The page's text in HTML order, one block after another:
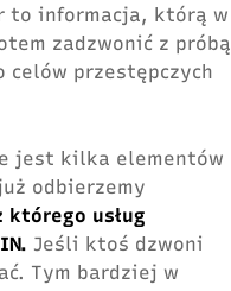
to informacja, którą w
zadzwonić z próbą
celów przestępczych
jest kilka elementów
odbierzemy
którego usług
Jeśli ktoś dzwoni
Tym bardziej w